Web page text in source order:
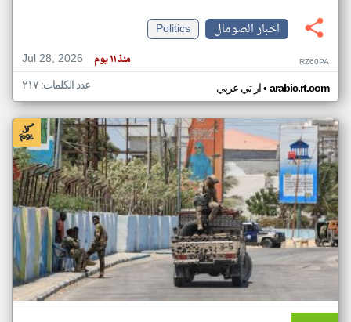
اخبار الصومال
Politics
Jul 28, 2026
منذ ١١ يوم RZ60PA
ار تي عربي• arabic.rt.com عدد الكلمات: ٢١٧